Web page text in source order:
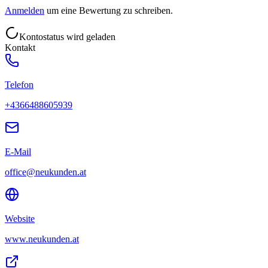
Anmelden um eine Bewertung zu schreiben.
Kontostatus wird geladen
Kontakt
Telefon
+4366488605939
E-Mail
office@neukunden.at
Website
www.neukunden.at